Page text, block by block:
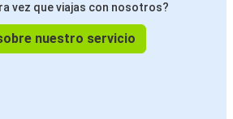
vez que viajas con nosotros?
nuestro servicio